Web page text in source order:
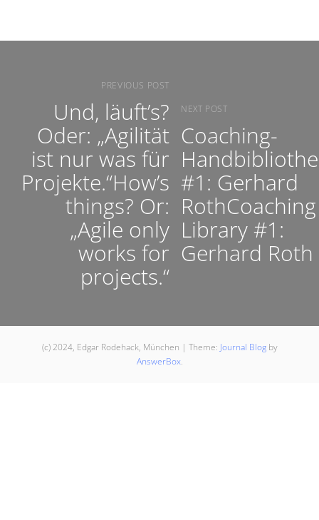
PREVIOUS POST
Und, läuft’s?
Oder: „Agilität
ist nur was für
Projekte.“How’s
things? Or:
„Agile only
works for
projects.“
NEXT POST
Coaching-
#1: Gerhard
RothCoaching
Library #1:
Gerhard Roth
(c) 2024, Edgar Rodehack, München | Theme: Journal Blog by
AnswerBox.